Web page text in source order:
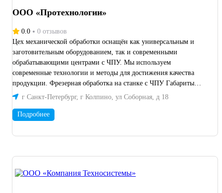
ООО «Протехнологии»
0.0
0 отзывов
Цех механической обработки оснащён как универсальным и
заготовительным оборудованием, так и современными
обрабатывающими центрами с ЧПУ. Мы используем
современные технологии и методы для достижения качества
продукции. Фрезерная обработка на станке с ЧПУ Габариты
обработки в трех осях X1000×Y450×Z350 мм Габариты
обработка на универсальном станке Габариты заготовки
головке УДГ250 в центрах X600×Ø250 мм. Токарно-фрезерная
Ø300×Z1150 мм. Обработка прутка в цанговом патроне Ø65 мм.
обработки в центрах Ø220×Z800 мм. Электроэрозионная
г Санкт-Петербург, г Колпино, ул Соборная, д 18
Подробнее